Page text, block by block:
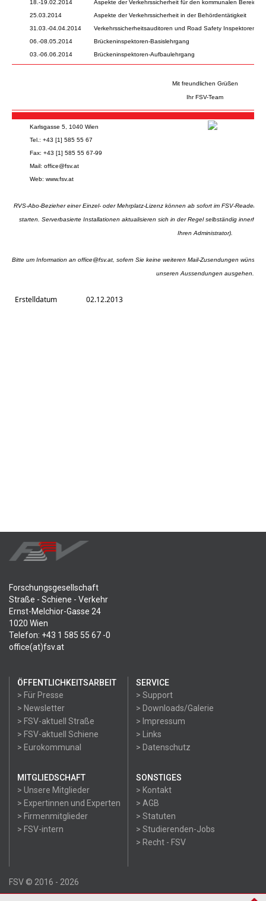
18.-19.02.2014
Aspekte der Verkehrssicherheit für den kommunalen Bereich
25.03.2014
Aspekte der Verkehrssicherheit in der Behördentätigkeit
31.03.-04.04.2014
Verkehrssicherheitsauditoren und Road Safety Inspektoren
06.-08.05.2014
Brückeninspektoren-Basislehrgang
03.-06.06.2014
Brückeninspektoren-Aufbaulehrgang
Mit freundlichen Grüßen
Ihr FSV-Team
Karlsgasse 5, 1040 Wien
Tel.: +43 [1] 585 55 67
Fax: +43 [1] 585 55 67-99
Mail: office@fsv.at
Web: www.fsv.at
RVS-Abo-Bezieher einer Einzel- oder Mehrplatz-Lizenz können ab sofort im FSV-Reader
starten. Serverbasierte Installationen aktualisieren sich in der Regel selbständig
Ihren Administrator).
Bitte um Information an office@fsv.at , sofern Sie keine weiteren Mail-Zusendungen
unseren Aussendungen ausgehen.
Erstelldatum 02.12.2013
Forschungsgesellschaft
Straße - Schiene - Verkehr
Ernst-Melchior-Gasse 24
1020 Wien
Telefon: +43 1 585 55 67 -0
office(at)fsv.at
ÖFFENTLICHKEITSARBEIT
> Für Presse
> Newsletter
> FSV-aktuell Straße
> FSV-aktuell Schiene
> Eurokommunal
SERVICE
> Support
> Downloads/Galerie
> Impressum
> Links
> Datenschutz
MITGLIEDSCHAFT
> Unsere Mitglieder
> Expertinnen und Experten
> Firmenmitglieder
> FSV-intern
SONSTIGES
> Kontakt
> AGB
> Statuten
> Studierenden-Jobs
> Recht - FSV
FSV © 2016 - 2026